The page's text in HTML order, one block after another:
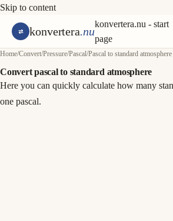
Skip to content
konvertera.nu
konvertera.nu - start
page
Home/Convert/Pressure/Pascal/Pascal to standard atmosphere
Convert pascal to standard atmosphere
Here you can quickly calculate how many
one pascal.